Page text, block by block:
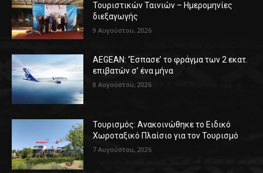
Τουριστικών Ταινιών – Ημερομηνίες
διεξαγωγής
9 Αυγούστου, 2026
AEGEAN: ‘Έσπασε’ το φράγμα των 2 εκατ.
επιβατών σ’ ένα μήνα
8 Αυγούστου, 2026
Τουρισμός: Ανακοινώθηκε το Ειδικό
Χωροταξικό Πλαίσιο για τον Τουρισμό
7 Αυγούστου, 2026